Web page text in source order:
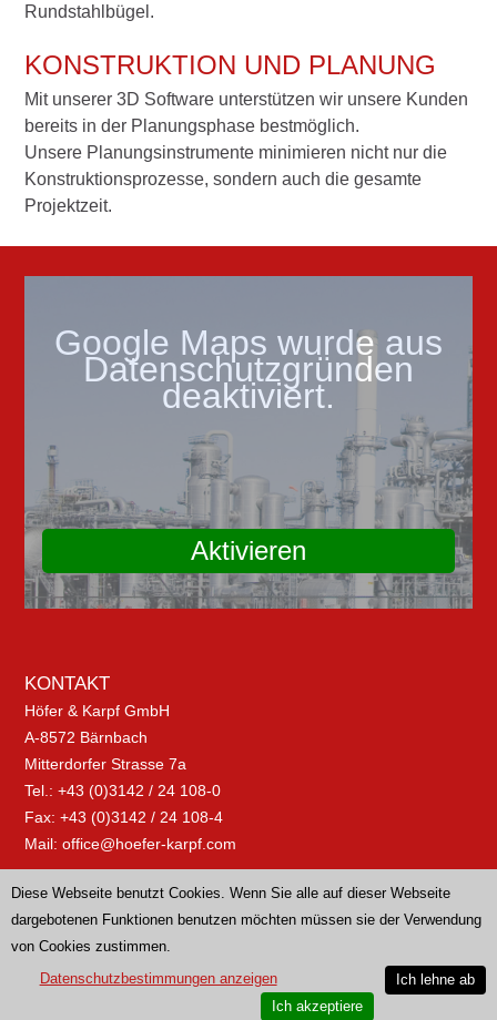
Rundstahlbügel.
KONSTRUKTION UND PLANUNG
Mit unserer 3D Software unterstützen wir unsere Kunden
bereits in der Planungsphase bestmöglich.
Unsere Planungsinstrumente minimieren nicht nur die
Konstruktionsprozesse, sondern auch die gesamte
Projektzeit.
Google Maps wurde aus
Datenschutzgründen
deaktiviert.
Aktivieren
KONTAKT
Höfer & Karpf GmbH
A-8572 Bärnbach
Mitterdorfer Strasse 7a
Tel.: +43 (0)3142 / 24 108-0
Fax: +43 (0)3142 / 24 108-4
Mail:office@hoefer-karpf.com
Diese Webseite benutzt Cookies. Wenn Sie alle auf dieser Webseite
dargebotenen Funktionen benutzen möchten müssen sie der Verwendung
von Cookies zustimmen.
Datenschutzbestimmungen anzeigen
Ich lehne ab
Ich akzeptiere